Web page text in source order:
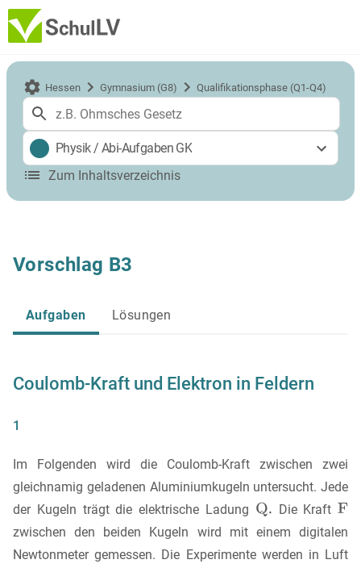
Hessen Gymnasium (G8) Qualifikationsphase (Q1-Q4)
Physik/ Abi-Aufgaben GK
Zum Inhaltsverzeichnis
Vorschlag B3
Aufgaben Lösungen
Coulomb-Kraft und Elektron in Feldern
1
Im Folgenden wird die Coulomb-Kraft zwischen zwei
gleichnamig geladenen Aluminiumkugeln untersucht. Jede
der Kugeln trägt die elektrische Ladung
Die Kraft
zwischen den beiden Kugeln wird mit einem digitalen
Newtonmeter gemessen. Die Experimente werden in Luft